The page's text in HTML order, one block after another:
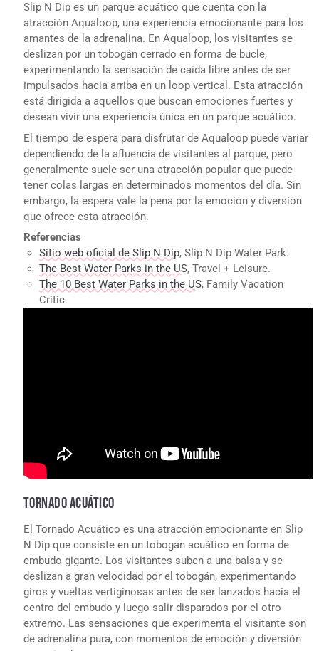
Slip N Dip es un parque acuático que cuenta con la
atracción Aqualoop, una experiencia emocionante para los
amantes de la adrenalina. En Aqualoop, los visitantes se
deslizan por un tobogán cerrado en forma de bucle,
experimentando la sensación de caída libre antes de ser
impulsados hacia arriba en un loop vertical. Esta atracción
está dirigida a aquellos que buscan emociones fuertes y
desean vivir una experiencia única en un parque acuático.
El tiempo de espera para disfrutar de Aqualoop puede variar
dependiendo de la afluencia de visitantes al parque, pero
generalmente suele ser una atracción popular que puede
tener colas largas en determinados momentos del día. Sin
embargo, la espera vale la pena por la emoción y diversión
que ofrece esta atracción.
Referencias
Sitio web oficial de Slip N Dip, Slip N Dip Water Park.
The Best Water Parks in the US, Travel + Leisure.
The 10 Best Water Parks in the US, Family Vacation
Critic.
TORNADO ACUÁTICO
El Tornado Acuático es una atracción emocionante en Slip
N Dip que consiste en un tobogán acuático en forma de
embudo gigante. Los visitantes suben a una balsa y se
deslizan a gran velocidad por el tobogán, experimentando
giros y vueltas vertiginosas antes de ser lanzados hacia el
centro del embudo y luego salir disparados por el otro
extremo. Las sensaciones que experimenta el visitante son
de adrenalina pura, con momentos de emoción y diversión